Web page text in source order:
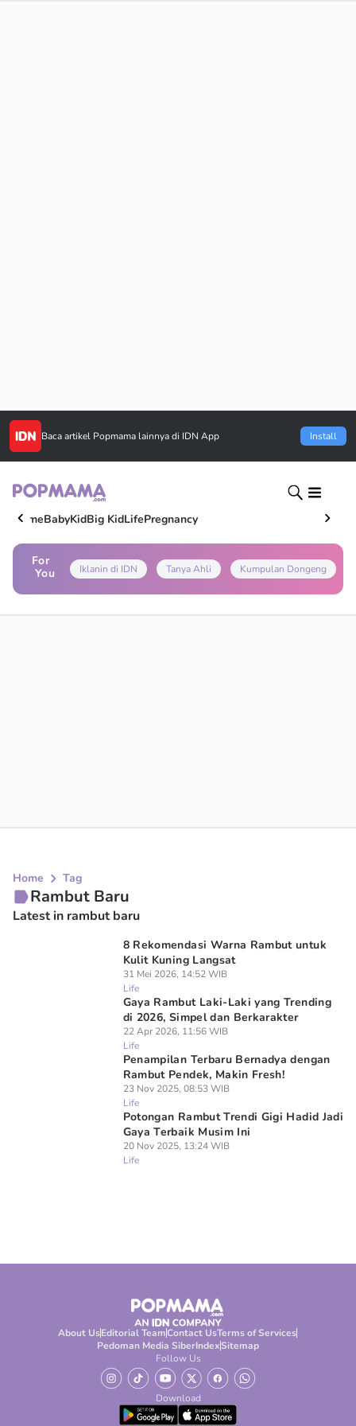
Baca artikel Popmama lainnya di IDN App Install
HomeBabyKidBig KidLifePregnancy
For
You
Iklanin di IDN Tanya Ahli Kumpulan Dongeng
Home Tag
Rambut Baru
Latest in rambut baru
8 Rekomendasi Warna Rambut untuk
Kulit Kuning Langsat
31 Mei 2026, 14:52 WIB
Life
Gaya Rambut Laki-Laki yang Trending
di 2026, Simpel dan Berkarakter
22 Apr 2026, 11:56 WIB
Life
Penampilan Terbaru Bernadya dengan
Rambut Pendek, Makin Fresh!
23 Nov 2025, 08:53 WIB
Life
Potongan Rambut Trendi Gigi Hadid Jadi
Gaya Terbaik Musim Ini
20 Nov 2025, 13:24 WIB
Life
About UsEditorial TeamContact UsTerms of Services
Pedoman Media SiberIndexSitemap
Follow Us
Download